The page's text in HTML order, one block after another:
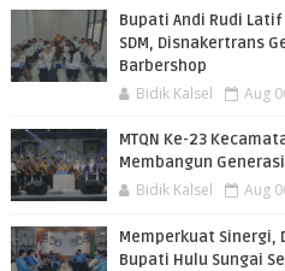
Bupati Andi Rudi
SDM, Disnakertrans
Barbershop
Bidik Kalsel Aug
MTQN Ke-23
Membangun Generasi
Bidik Kalsel Aug
Memperkuat Sinergi,
Bupati Hulu Sungai